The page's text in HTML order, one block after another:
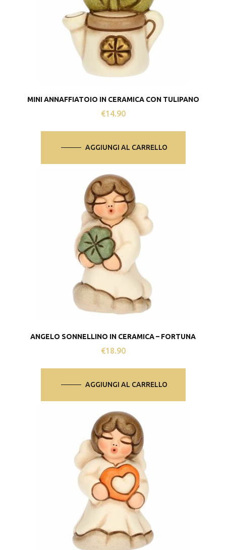
MINI ANNAFFIATOIO IN CERAMICA CON TULIPANO
€14.90
AGGIUNGI AL CARRELLO
ANGELO SONNELLINO IN CERAMICA – FORTUNA
€18.90
AGGIUNGI AL CARRELLO